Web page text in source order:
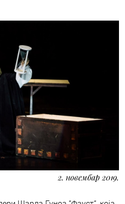
2. новембар 2019.